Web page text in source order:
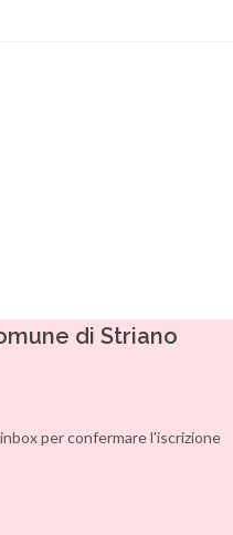
di Striano
per confermare l'iscrizione